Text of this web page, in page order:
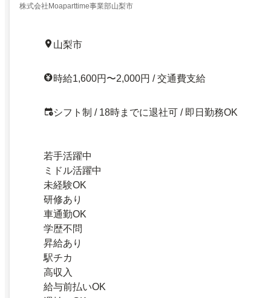
株式会社Moaparttime事業部山梨市
山梨市
時給1,600円〜2,000円 / 交通費支給
シフト制 / 18時までに退社可 / 即日勤務OK
若手活躍中
ミドル活躍中
未経験OK
研修あり
車通勤OK
学歴不問
昇給あり
駅チカ
高収入
給与前払いOK